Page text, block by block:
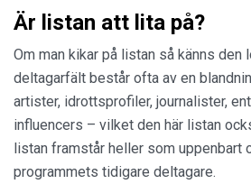
Är listan att lita på?
Om man kikar på listan så känns den
deltagarfält består ofta av en
artister, idrottsprofiler, journalister,
influencers – vilket den här listan
listan framstår heller som uppenbart
programmets tidigare deltagare.